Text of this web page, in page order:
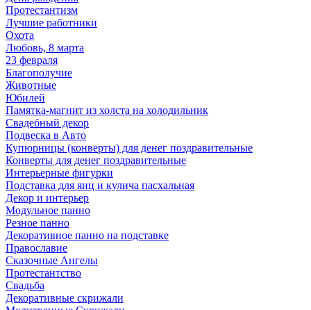
Протестантизм
Лучшие работники
Охота
Любовь, 8 марта
23 февраля
Благополучие
Животные
Юбилей
Памятка-магнит из холста на холодильник
Свадебный декор
Подвеска в Авто
Купюрницы (конверты) для денег поздравительные
Конверты для денег поздравительные
Интерьерные фигурки
Подставка для яиц и кулича пасхальная
Декор и интерьер
Модульное панно
Резное панно
Декоративное панно на подставке
Православие
Сказочные Ангелы
Протестантство
Свадьба
Декоративные скрижали